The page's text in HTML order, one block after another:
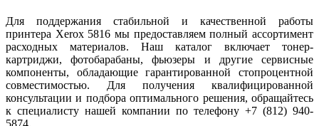
Для поддержания стабильной и качественной работы
принтера Xerox 5816 мы предоставляем полный ассортимент
расходных материалов. Наш каталог включает тонер-
картриджи, фотобарабаны, фьюзеры и другие сервисные
компоненты, обладающие гарантированной стопроцентной
совместимостью. Для получения квалифицированной
консультации и подбора оптимального решения, обращайтесь
к специалисту нашей компании по телефону +7 (812) 940-
5874.